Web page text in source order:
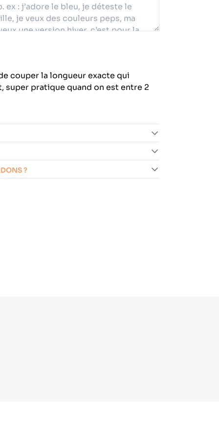
couper la longueur exacte qui
pratique quand on est entre 2
?